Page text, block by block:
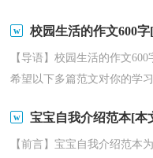
校园生活的作文600
【导语】校园生活的作文
希望以下多篇范文对你的学
宝宝自我介绍范本[本
【前言】宝宝自我介绍范本